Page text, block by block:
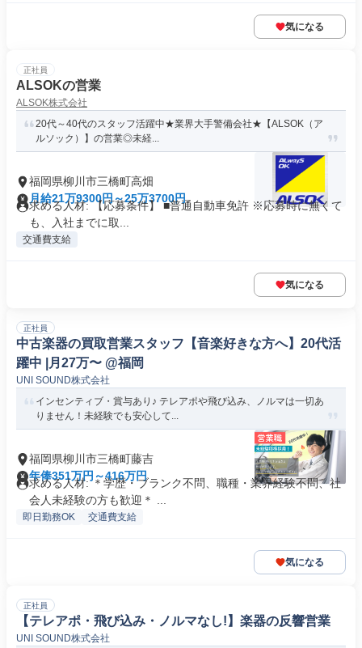
気になる
正社員
ALSOKの営業
ALSOK株式会社
20代～40代のスタッフ活躍中★業界大手警備会社★【ALSOK（ア
ルソック）】の営業◎未経...
福岡県柳川市三橋町高畑
月給21万9300円～25万3700円
求める人材: 【応募条件】 ■普通自動車免許 ※応募時に無くて
も、入社までに取...
交通費支給
気になる
正社員
中古楽器の買取営業スタッフ【音楽好きな方へ】20代活
躍中 |月27万〜 @福岡
UNI SOUND株式会社
インセンティブ・賞与あり♪ テレアポや飛び込み、ノルマは一切あ
りません！未経験でも安心して...
福岡県柳川市三橋町藤吉
年俸351万円～416万円
求める人材: ＊学歴・ブランク不問、職種・業界経験不問、社
会人未経験の方も歓迎＊ ...
即日勤務OK 交通費支給
気になる
正社員
【テレアポ・飛び込み・ノルマなし!】楽器の反響営業
UNI SOUND株式会社